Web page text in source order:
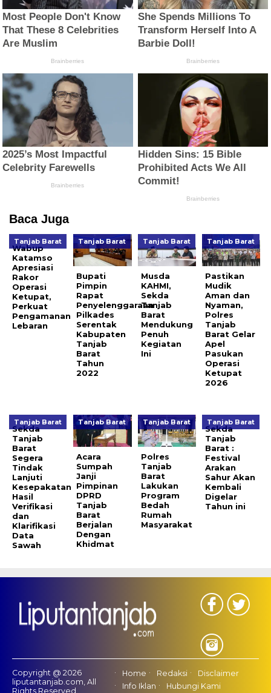
Baca Juga
Tanjab Barat
Wabup
Katamso
Apresiasi
Rakor
Operasi
Ketupat,
Perkuat
Pengamanan
Lebaran
Tanjab Barat
Bupati
Pimpin
Rapat
Penyelenggaraan
Pilkades
Serentak
Kabupaten
Tanjab
Barat
Tahun
2022
Tanjab Barat
Musda
KAHMI,
Sekda
Tanjab
Barat
Mendukung
Penuh
Kegiatan
Ini
Tanjab Barat
Pastikan
Mudik
Aman dan
Nyaman,
Polres
Tanjab
Barat Gelar
Apel
Pasukan
Operasi
Ketupat
2026
Tanjab Barat
Sekda
Tanjab
Barat
Segera
Tindak
Lanjuti
Kesepakatan
Hasil
Verifikasi
dan
Klarifikasi
Data
Sawah
Tanjab Barat
Acara
Sumpah
Janji
Pimpinan
DPRD
Tanjab
Barat
Berjalan
Dengan
Khidmat
Tanjab Barat
Polres
Tanjab
Barat
Lakukan
Program
Bedah
Rumah
Masyarakat
Tanjab Barat
Sekda
Tanjab
Barat :
Festival
Arakan
Sahur Akan
Kembali
Digelar
Tahun ini
Copyright @ 2026
liputantanjab.com, All
Rights Reserved
Home Redaksi
Disclaimer
Info Iklan
Hubungi Kami